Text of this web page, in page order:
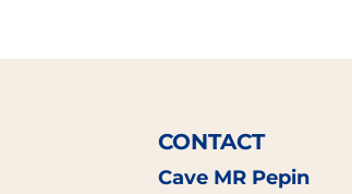
CONTACT
Cave MR Pepin